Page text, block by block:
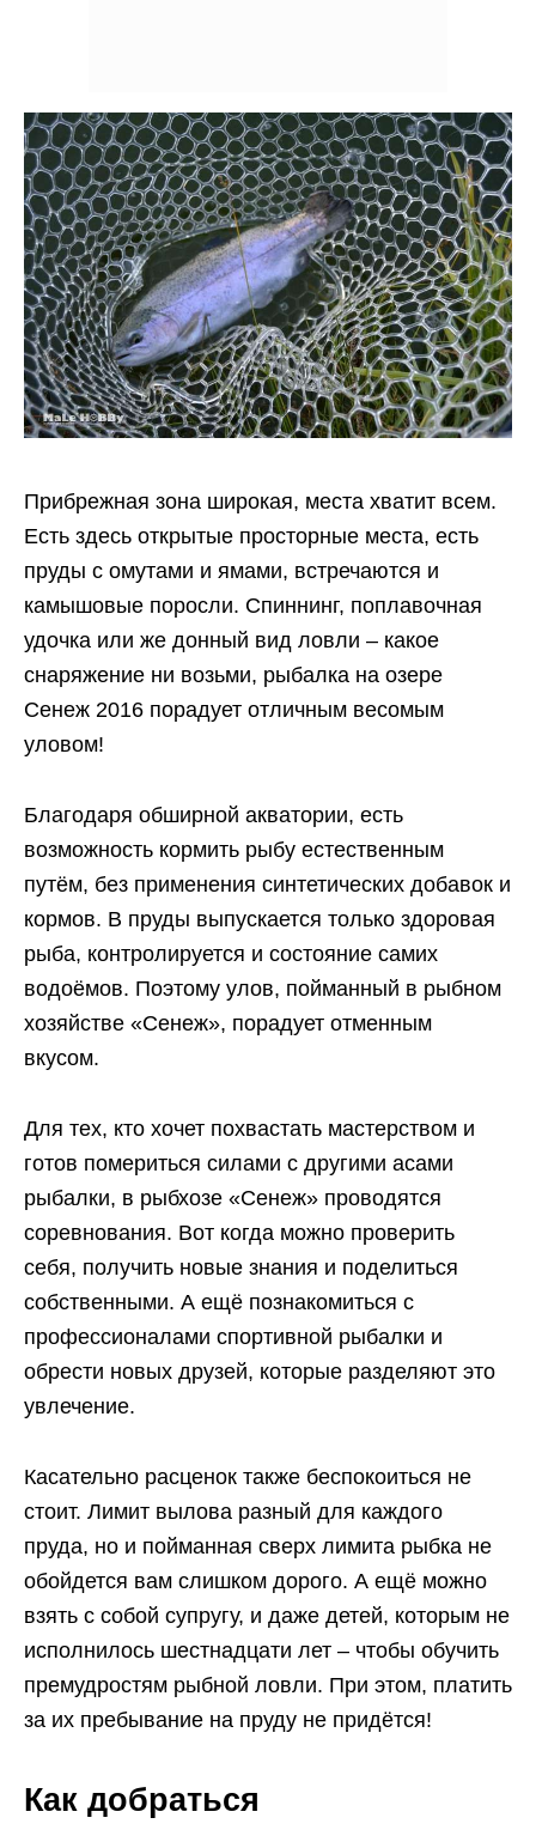
Прибрежная зона широкая, места хватит всем.
Есть здесь открытые просторные места, есть
пруды с омутами и ямами, встречаются и
камышовые поросли. Спиннинг, поплавочная
удочка или же донный вид ловли – какое
снаряжение ни возьми, рыбалка на озере
Сенеж 2016 порадует отличным весомым
уловом!
Благодаря обширной акватории, есть
возможность кормить рыбу естественным
путём, без применения синтетических добавок и
кормов. В пруды выпускается только здоровая
рыба, контролируется и состояние самих
водоёмов. Поэтому улов, пойманный в рыбном
хозяйстве «Сенеж», порадует отменным
вкусом.
Для тех, кто хочет похвастать мастерством и
готов помериться силами с другими асами
рыбалки, в рыбхозе «Сенеж» проводятся
соревнования. Вот когда можно проверить
себя, получить новые знания и поделиться
собственными. А ещё познакомиться с
профессионалами спортивной рыбалки и
обрести новых друзей, которые разделяют это
увлечение.
Касательно расценок также беспокоиться не
стоит. Лимит вылова разный для каждого
пруда, но и пойманная сверх лимита рыбка не
обойдется вам слишком дорого. А ещё можно
взять с собой супругу, и даже детей, которым не
исполнилось шестнадцати лет – чтобы обучить
премудростям рыбной ловли. При этом, платить
за их пребывание на пруду не придётся!
Как добраться